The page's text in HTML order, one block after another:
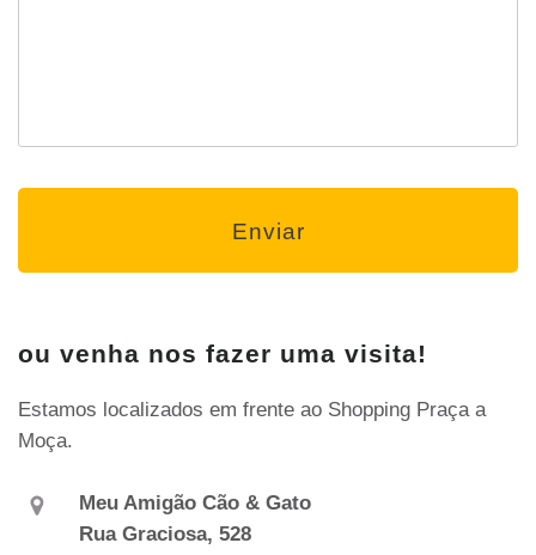
ou venha nos fazer uma visita!
Estamos localizados em frente ao Shopping Praça a
Moça.
Meu Amigão Cão & Gato
Rua Graciosa, 528